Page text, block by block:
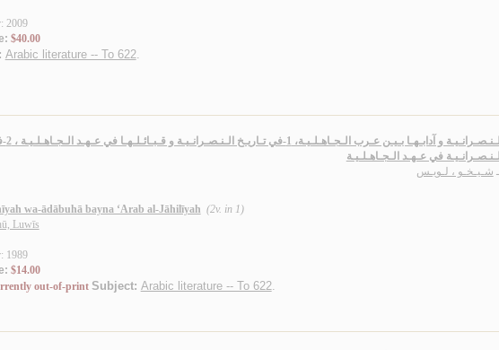
2009
$40.00
Arabic literature -- To 622.
الـنـصـرانـيـة في عـهـد الـجـاهـلـيـة
شـيـخـو ، لـويـس
wa-ādābuhā bayna ‘Arab al-Jāhilīyah (2v. in 1)
Luwīs
1989
$14.00
out-of-print Subject: Arabic literature -- To 622.